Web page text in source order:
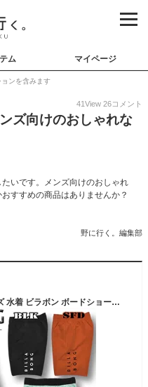
ム マイページ
ンを含みます
41View 26コメント
ズ向けのおしゃれな
いです。メンズ向けのおしゃれ
すすめの商品はありませんか？
野に行く。編集部
【最短翌日配達】 サーフパンツ メンズ 水着 ビラボン ボードショーツ インナー付き 海パン BILLABONG 海水パンツ サーフトランクス サーフブランド 大きいサイズ 2XL XXL 3L【あす楽対応】 BF011-401